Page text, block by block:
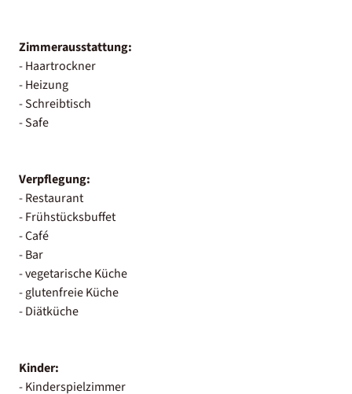
Zimmerausstattung:
- Haartrockner
- Heizung
- Schreibtisch
- Safe
Verpflegung:
- Restaurant
- Frühstücksbuffet
- Café
- Bar
- vegetarische Küche
- glutenfreie Küche
- Diätküche
Kinder:
- Kinderspielzimmer